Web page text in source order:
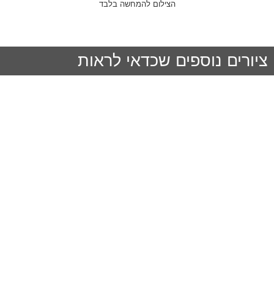
הצילום להמחשה בלבד
ציורים נוספים שכדאי לראות